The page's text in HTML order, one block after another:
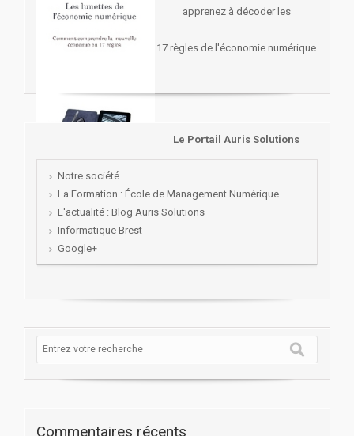
apprenez à décoder les
17 règles de l'économie numérique
Le Portail Auris Solutions
Notre société
La Formation : École de Management Numérique
L'actualité : Blog Auris Solutions
Informatique Brest
Google+
Commentaires récents